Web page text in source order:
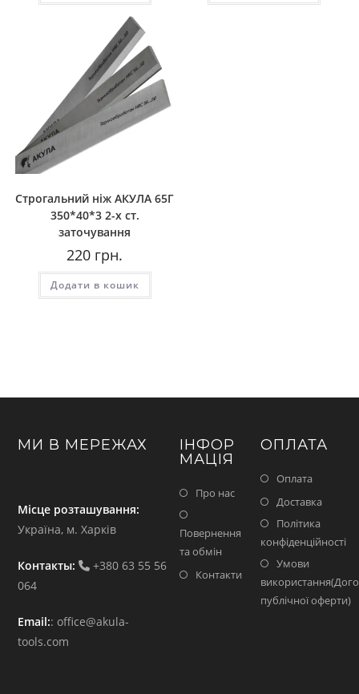
Строгальний ніж АКУЛА 65Г
350*40*3 2-х ст.
заточування
220 грн.
Додати в кошик
МИ В МЕРЕЖАХ
Місце розташування:
Україна, м. Харків
Контакты:
+380 63 55 56
064
Email::office@akula-
tools.com
ІНФОР
МАЦІЯ
Про нас
Повернення
та обмін
Контакти
ОПЛАТА
Оплата
Доставка
Політика
конфіденційності
Умови
публічної оферти)